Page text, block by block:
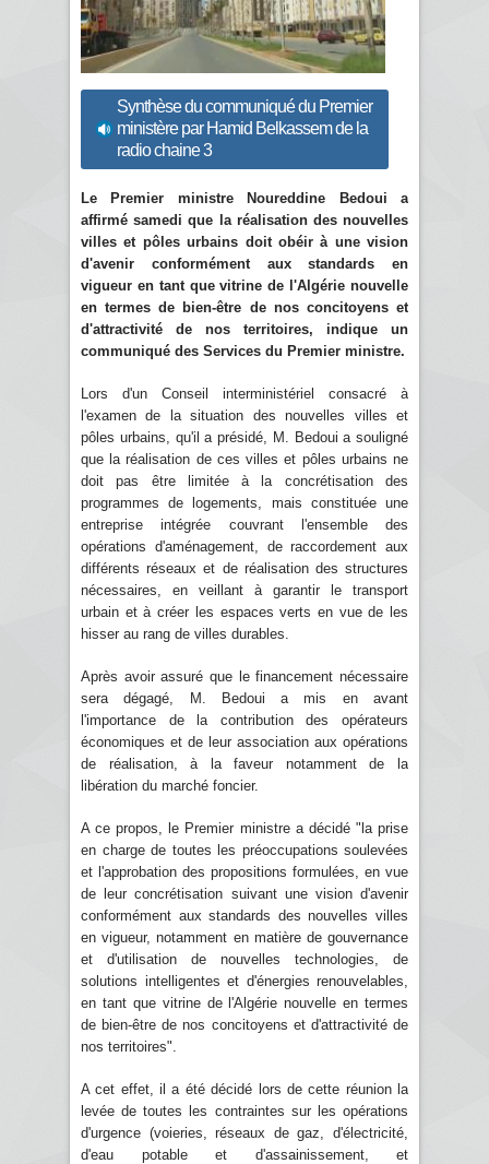
Synthèse du communiqué du Premier
ministère par Hamid Belkassem de la
radio chaine 3
Le Premier ministre Noureddine Bedoui a
affirmé samedi que la réalisation des nouvelles
villes et pôles urbains doit obéir à une vision
d'avenir conformément aux standards en
vigueur en tant que vitrine de l'Algérie nouvelle
en termes de bien-être de nos concitoyens et
d'attractivité de nos territoires, indique un
communiqué des Services du Premier ministre.
Lors d'un Conseil interministériel consacré à
l'examen de la situation des nouvelles villes et
pôles urbains, qu'il a présidé, M. Bedoui a souligné
que la réalisation de ces villes et pôles urbains ne
doit pas être limitée à la concrétisation des
programmes de logements, mais constituée une
entreprise intégrée couvrant l'ensemble des
opérations d'aménagement, de raccordement aux
différents réseaux et de réalisation des structures
nécessaires, en veillant à garantir le transport
urbain et à créer les espaces verts en vue de les
hisser au rang de villes durables.
Après avoir assuré que le financement nécessaire
sera dégagé, M. Bedoui a mis en avant
l'importance de la contribution des opérateurs
économiques et de leur association aux opérations
de réalisation, à la faveur notamment de la
libération du marché foncier.
A ce propos, le Premier ministre a décidé "la prise
en charge de toutes les préoccupations soulevées
et l'approbation des propositions formulées, en vue
de leur concrétisation suivant une vision d'avenir
conformément aux standards des nouvelles villes
en vigueur, notamment en matière de gouvernance
et d'utilisation de nouvelles technologies, de
solutions intelligentes et d'énergies renouvelables,
en tant que vitrine de l'Algérie nouvelle en termes
de bien-être de nos concitoyens et d'attractivité de
nos territoires".
A cet effet, il a été décidé lors de cette réunion la
levée de toutes les contraintes sur les opérations
d'urgence (voieries, réseaux de gaz, d'électricité,
d'eau potable et d'assainissement, et